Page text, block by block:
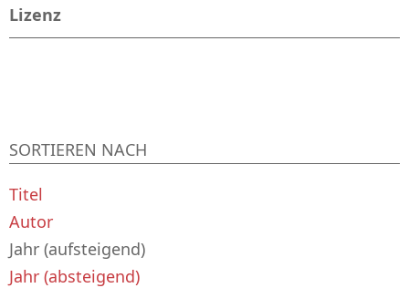
Lizenz
SORTIEREN NACH
Titel
Autor
Jahr (aufsteigend)
Jahr (absteigend)